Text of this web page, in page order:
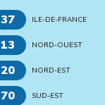
ILE-DE-FRANCE
NORD-OUEST
NORD-EST
SUD-EST